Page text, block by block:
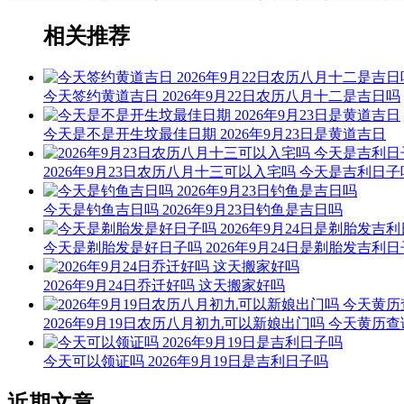
相关推荐
今天签约黄道吉日 2026年9月22日农历八月十二是吉日吗
今天是不是开生坟最佳日期 2026年9月23日是黄道吉日
2026年9月23日农历八月十三可以入宅吗 今天是吉利日子
今天是钓鱼吉日吗 2026年9月23日钓鱼是吉日吗
今天是剃胎发是好日子吗 2026年9月24日是剃胎发吉利日
2026年9月24日乔迁好吗 这天搬家好吗
2026年9月19日农历八月初九可以新娘出门吗 今天黄历查
今天可以领证吗 2026年9月19日是吉利日子吗